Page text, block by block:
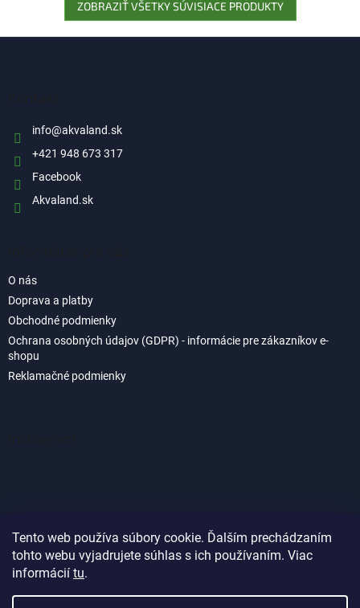
Tento web používa súbory cookie. Ďalším prechádzaním
tohto webu vyjadrujete súhlas s ich používaním. Viac
informácií tu.
ZOBRAZIŤ VŠETKY SÚVISIACE PRODUKTY
info@akvaland.sk
+421 948 673 317
Facebook
Akvaland.sk
O nás
Doprava a platby
Obchodné podmienky
Ochrana osobných údajov (GDPR) - informácie pre zákazníkov e-
shopu
Reklamačné podmienky
Sledovať na Instagrame